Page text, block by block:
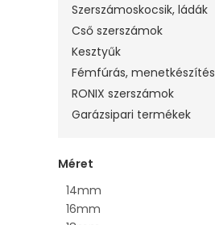
Szerszámoskocsik, ládák
Cső szerszámok
Kesztyűk
Fémfúrás, menetkészítés
RONIX szerszámok
Garázsipari termékek
Méret
14mm
16mm